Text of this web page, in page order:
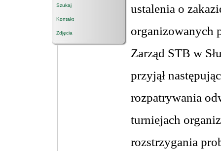
Szukaj
Kontakt
Zdjęcia
ustalenia o
organizowanych
Zarząd STB w
przyjął
rozpatrywania
turniejach
rozstrzygania